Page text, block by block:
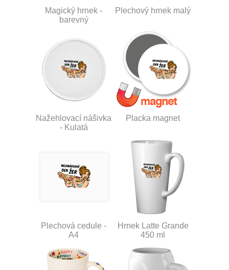
Magický hrnek -
barevný
Plechový hrnek malý
Nažehlovací nášivka
- Kulatá
Placka magnet
Plechová cedule -
A4
Hrnek Latte Grande
450 ml